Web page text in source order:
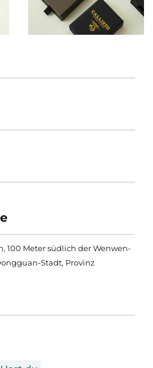
100 Meter südlich der Wenwen-
Stadt, Provinz